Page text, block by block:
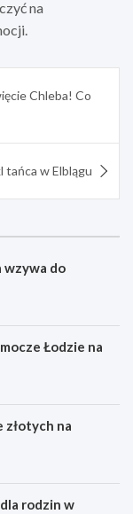
na
Chleba! Co
tańca w Elblągu
wzywa do
Łodzie na
złotych na
rodzin w